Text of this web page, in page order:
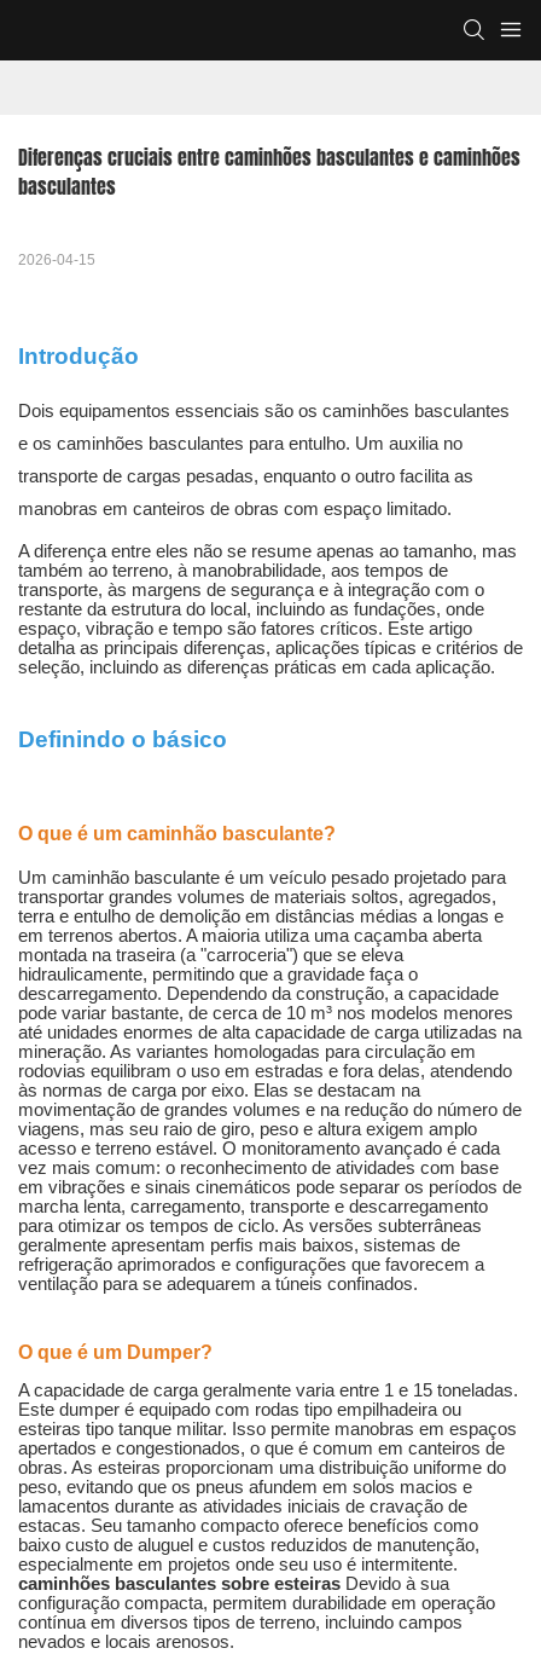
Diferenças cruciais entre caminhões basculantes e caminhões
basculantes
2026-04-15
Introdução
Dois equipamentos essenciais são os caminhões basculantes
e os caminhões basculantes para entulho. Um auxilia no
transporte de cargas pesadas, enquanto o outro facilita as
manobras em canteiros de obras com espaço limitado.
A diferença entre eles não se resume apenas ao tamanho, mas
também ao terreno, à manobrabilidade, aos tempos de
transporte, às margens de segurança e à integração com o
restante da estrutura do local, incluindo as fundações, onde
espaço, vibração e tempo são fatores críticos. Este artigo
detalha as principais diferenças, aplicações típicas e critérios de
seleção, incluindo as diferenças práticas em cada aplicação.
Definindo o básico
O que é um caminhão basculante?
Um caminhão basculante é um veículo pesado projetado para
transportar grandes volumes de materiais soltos, agregados,
terra e entulho de demolição em distâncias médias a longas e
em terrenos abertos. A maioria utiliza uma caçamba aberta
montada na traseira (a "carroceria") que se eleva
hidraulicamente, permitindo que a gravidade faça o
descarregamento. Dependendo da construção, a capacidade
pode variar bastante, de cerca de 10 m³ nos modelos menores
até unidades enormes de alta capacidade de carga utilizadas na
mineração. As variantes homologadas para circulação em
rodovias equilibram o uso em estradas e fora delas, atendendo
às normas de carga por eixo. Elas se destacam na
movimentação de grandes volumes e na redução do número de
viagens, mas seu raio de giro, peso e altura exigem amplo
acesso e terreno estável. O monitoramento avançado é cada
vez mais comum: o reconhecimento de atividades com base
em vibrações e sinais cinemáticos pode separar os períodos de
marcha lenta, carregamento, transporte e descarregamento
para otimizar os tempos de ciclo. As versões subterrâneas
geralmente apresentam perfis mais baixos, sistemas de
refrigeração aprimorados e configurações que favorecem a
ventilação para se adequarem a túneis confinados.
O que é um Dumper?
A capacidade de carga geralmente varia entre 1 e 15 toneladas.
Este dumper é equipado com rodas tipo empilhadeira ou
esteiras tipo tanque militar. Isso permite manobras em espaços
apertados e congestionados, o que é comum em canteiros de
obras. As esteiras proporcionam uma distribuição uniforme do
peso, evitando que os pneus afundem em solos macios e
lamacentos durante as atividades iniciais de cravação de
estacas. Seu tamanho compacto oferece benefícios como
baixo custo de aluguel e custos reduzidos de manutenção,
especialmente em projetos onde seu uso é intermitente.
caminhões basculantes sobre esteiras Devido à sua
configuração compacta, permitem durabilidade em operação
contínua em diversos tipos de terreno, incluindo campos
nevados e locais arenosos.